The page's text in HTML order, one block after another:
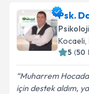
Psk.
Kocaeli,
5 (50
Muharrem
için destek aldım,